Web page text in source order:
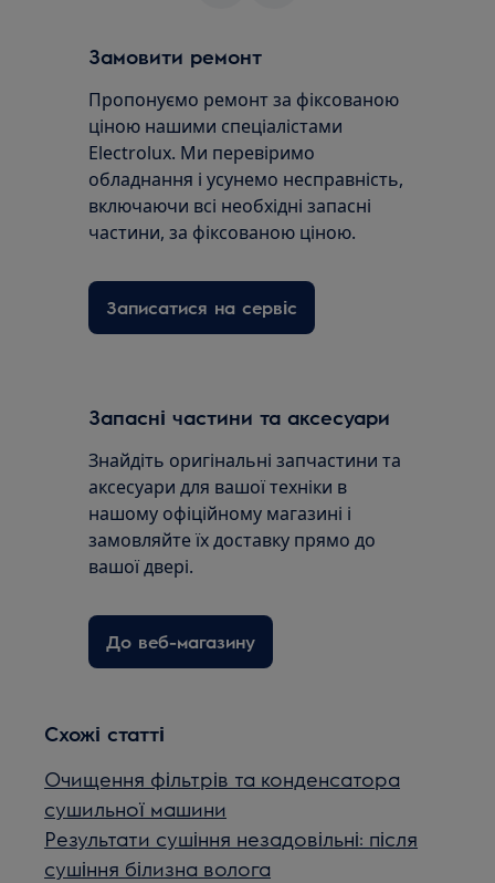
Замовити ремонт
Пропонуємо ремонт за фіксованою
ціною нашими спеціалістами
Electrolux. Ми перевіримо
обладнання і усунемо несправність,
включаючи всі необхідні запасні
частини, за фіксованою ціною.
Записатися на сервіс
Запасні частини та аксесуари
Знайдіть оригінальні запчастини та
аксесуари для вашої техніки в
нашому офіційному магазині і
замовляйте їх доставку прямо до
вашої двері.
До веб-магазину
Схожі статті
Очищення фільтрів та конденсатора
сушильної машини
Результати сушіння незадовільні: після
сушіння білизна волога